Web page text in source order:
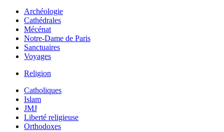
Archéologie
Cathédrales
Mécénat
Notre-Dame de Paris
Sanctuaires
Voyages
Religion
Catholiques
Islam
JMJ
Liberté religieuse
Orthodoxes